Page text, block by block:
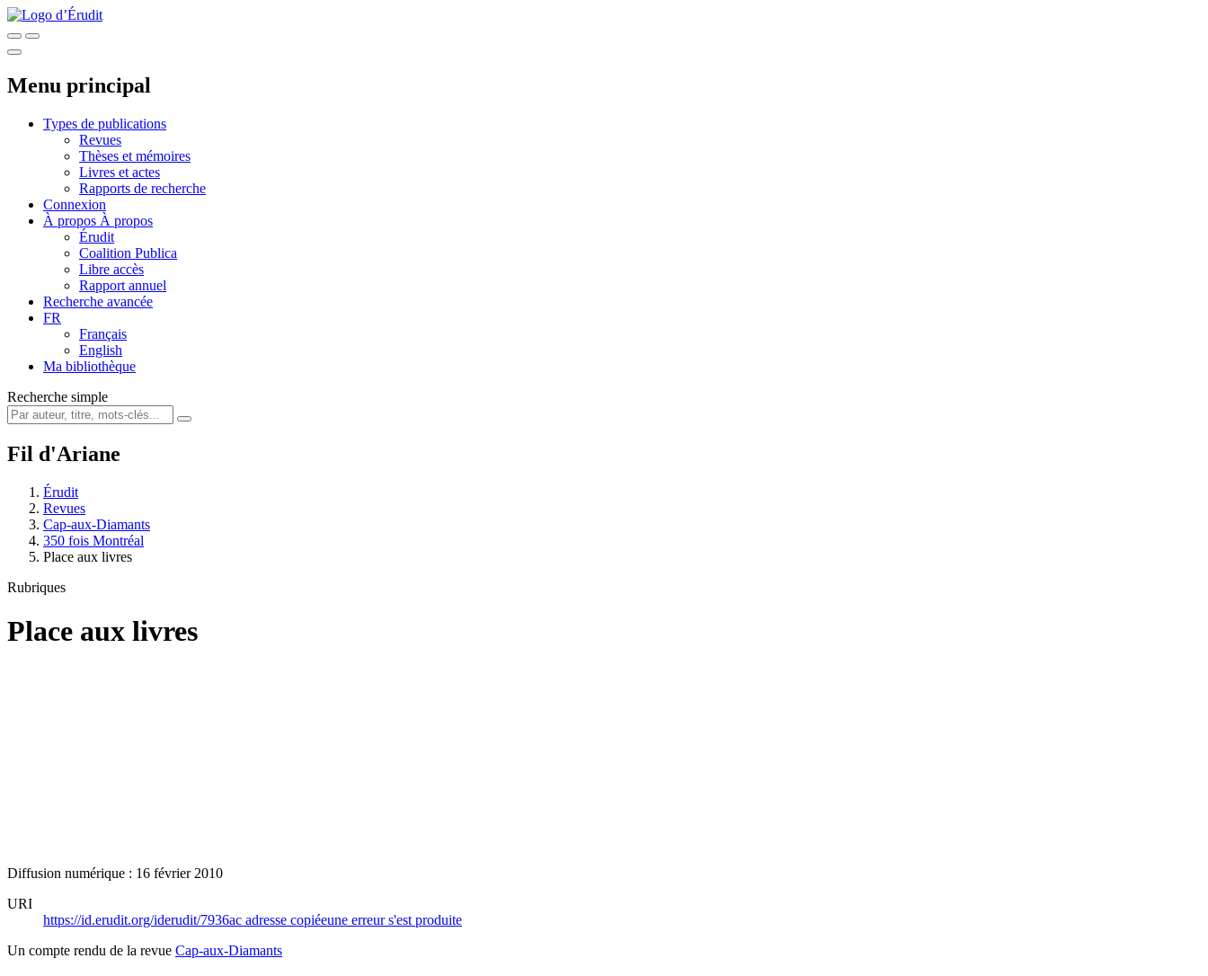
Menu principal
Types de publications
Revues
Thèses et mémoires
Livres et actes
Rapports de recherche
Connexion
À propos À propos
Érudit
Coalition Publica
Libre accès
Rapport annuel
Recherche avancée
FR
Français
English
Ma bibliothèque
Recherche simple
Fil d'Ariane
Érudit
Revues
Cap-aux-Diamants
350 fois Montréal
Place aux livres
Rubriques
Place aux livres
Diffusion numérique : 16 février 2010
URI
https://id.erudit.org/iderudit/7936ac adresse copiéeune erreur s'est produite
Un compte rendu de la revue Cap-aux-Diamants